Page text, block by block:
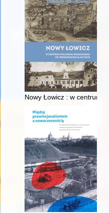
Nowy Łowicz : w centrum